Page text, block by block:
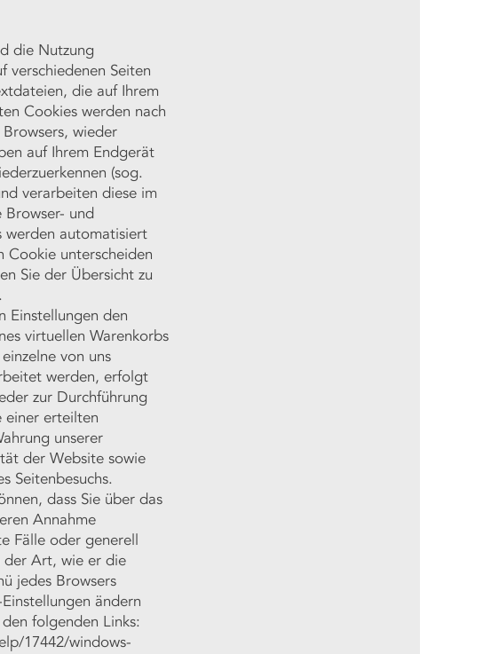
die Nutzung
verschiedenen Seiten
die auf Ihrem
Cookies werden nach
wieder
auf Ihrem Endgerät
(sog.
verarbeiten diese im
und
werden automatisiert
Cookie unterscheiden
Sie der Übersicht zu
Einstellungen den
virtuellen Warenkorbs
von uns
werden, erfolgt
zur Durchführung
einer erteilten
unserer
der Website sowie
Seitenbesuchs.
dass Sie über das
Annahme
Fälle oder generell
der Art, wie er die
jedes Browsers
ändern
folgenden Links:
17442/windows-